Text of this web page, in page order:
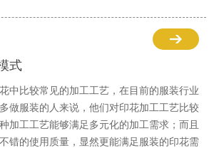
式
中比较常见的加工工艺，在目前的服装行业
做服装的人来说，他们对印花加工工艺比较
加工工艺能够满足多元化的加工需求；而且
错的使用质量，显然更能满足服装的印花需